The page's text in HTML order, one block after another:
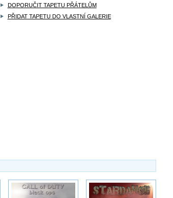
DOPORUČIT TAPETU PŘÁTELŮM
PŘIDAT TAPETU DO VLASTNÍ GALERIE